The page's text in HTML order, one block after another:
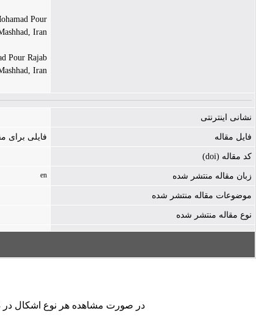
Pour |
Iran
Pour Rajab |
Iran
نشانی اینترنتی
فایل مقاله فایلی برای
کد مقاله (doi)
زبان مقاله منتشر شده en
موضوعات مقاله منتشر شده
نوع مقاله منتشر شده
در صورت مشاهده هر نوع اشکال در